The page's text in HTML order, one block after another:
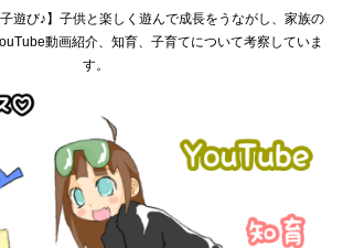
子遊び♪】子供と楽しく遊んで成長をうながし、家族の
動画紹介、知育、子育てについて考察していま
す。